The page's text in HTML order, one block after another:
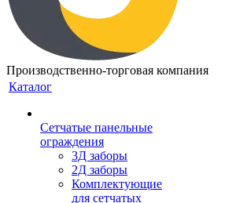
Производственно-торговая компания
Каталог
Сетчатые панельные
ограждения
3Д заборы
2Д заборы
Комплектующие
для сетчатых